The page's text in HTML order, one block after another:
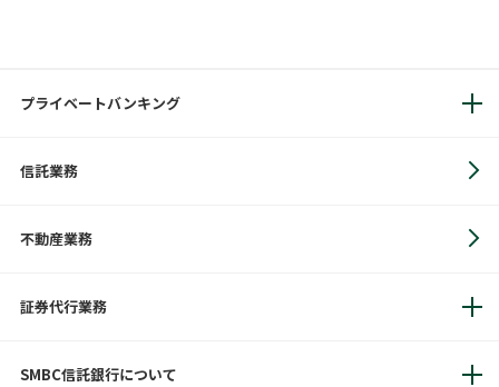
プライベートバンキング
信託業務
不動産業務
証券代行業務
SMBC信託銀行について